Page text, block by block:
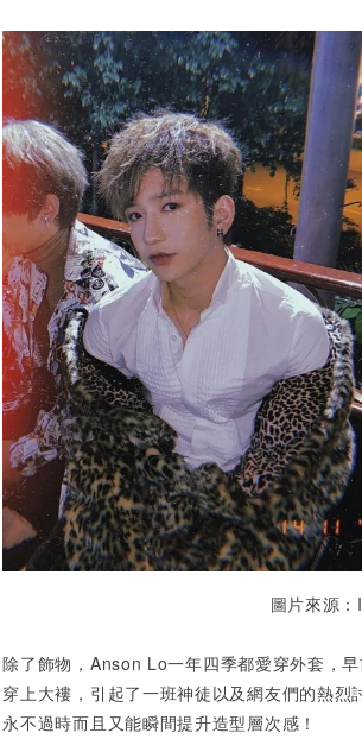
圖片來源
除了飾物，Anson Lo一年四季都愛穿外套，
穿上大褸，引起了一班神徒以及網友們的熱烈
永不過時而且又能瞬間提升造型層次感！